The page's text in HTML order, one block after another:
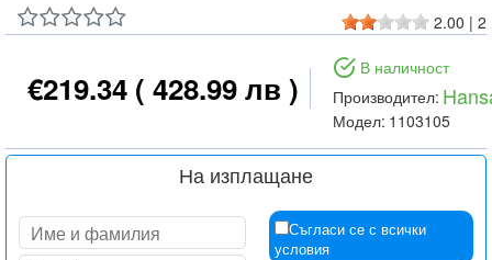
2.00 | 2
€219.34 ( 428.99 лв )
В наличност
Производител:
Модел: 1103105
На изплащане
Съгласи се с всички
условия